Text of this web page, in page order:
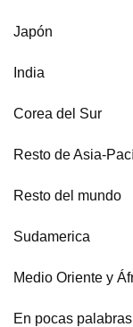
Japón
India
Corea del Sur
Resto de Asia-
Resto del mundo
Sudamerica
Medio Oriente y
En pocas